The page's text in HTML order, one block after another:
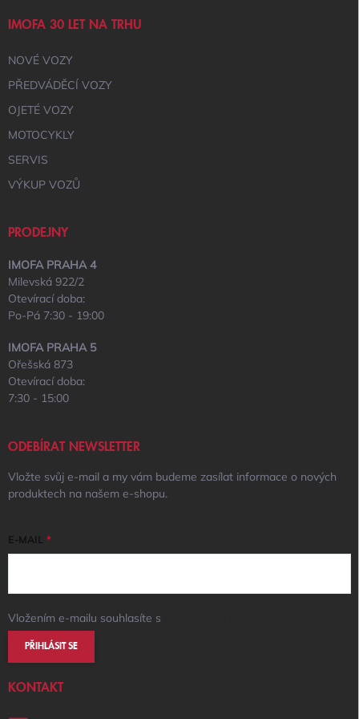
IMOFA 30 LET NA TRHU
NOVÉ VOZY
PŘEDVÁDĚCÍ VOZY
OJETÉ VOZY
MOTOCYKLY
SERVIS
VÝKUP VOZŮ
PRODEJNY
IMOFA PRAHA 4
Milevská 922/2
Otevírací doba:
Po-Pá 7:30 - 19:00
IMOFA PRAHA 5
Ořešská 873
Otevírací doba:
7:30 - 15:00
ODEBÍRAT NEWSLETTER
Vložte svůj e-mail a my vám budeme zasílat informace o nových
produktech na našem e-shopu.
E-MAIL
Vložením e-mailu souhlasíte s
PŘIHLÁSIT SE
KONTAKT